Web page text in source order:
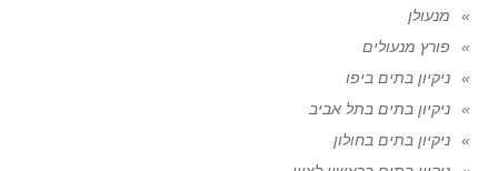
מנעולן
פורץ מנעולים
ניקיון בתים ביפו
ניקיון בתים בתל אביב
ניקיון בתים בחולון